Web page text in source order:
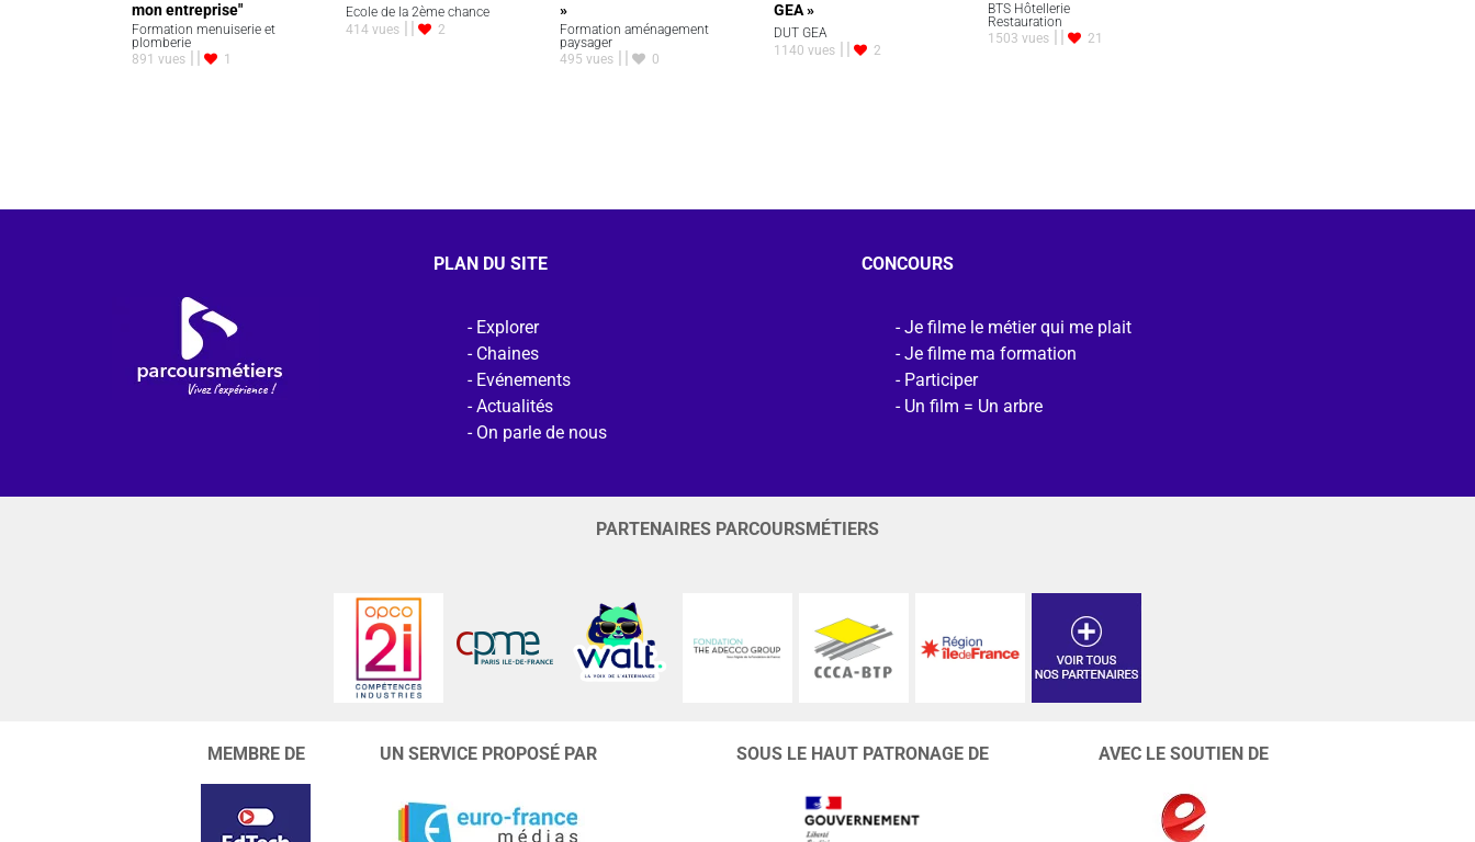
mon entreprise"
Formation menuiserie et
plomberie
891 vues
1
Ecole de la 2ème chance
414 vues
2
»
Formation aménagement
paysager
495 vues
0
GEA »
DUT GEA
1140 vues
2
BTS Hôtellerie
Restauration
1503 vues
21
PLAN DU SITE
Explorer
Chaines
Evénements
Actualités
On parle de nous
CONCOURS
Je filme le métier qui me plait
Je filme ma formation
Participer
Un film = Un arbre
PARTENAIRES PARCOURSMÉTIERS
MEMBRE DE UN SERVICE PROPOSÉ PAR SOUS LE HAUT PATRONAGE DE AVEC LE SOUTIEN DE